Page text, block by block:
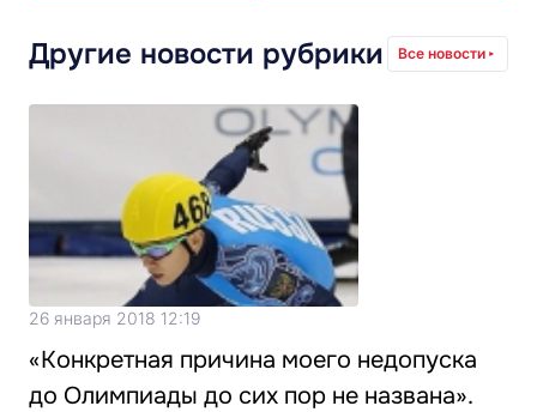
Другие новости рубрики Все новости
26 января 2018 12:19
«Конкретная причина моего недопуска
до Олимпиады до сих пор не названа».